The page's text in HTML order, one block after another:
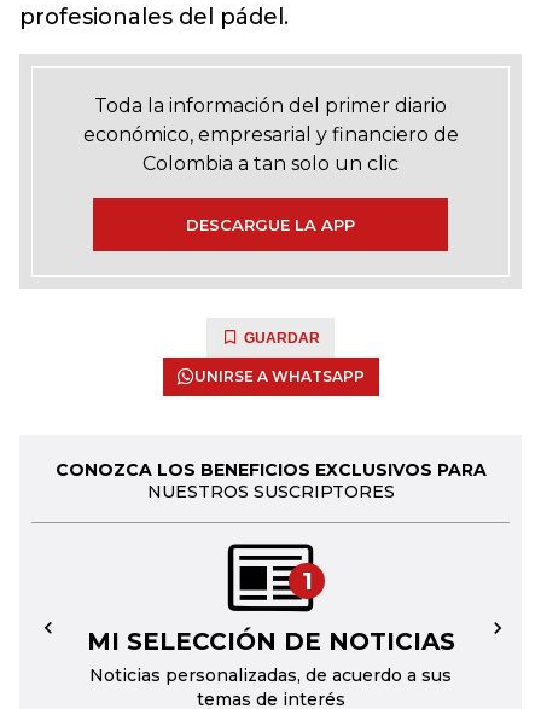
profesionales del pádel.
Toda la información del primer diario
económico, empresarial y financiero de
Colombia a tan solo un clic
DESCARGUE LA APP
GUARDAR
UNIRSE A WHATSAPP
CONOZCA LOS BENEFICIOS EXCLUSIVOS PARA
NUESTROS SUSCRIPTORES
1
MI SELECCIÓN DE NOTICIAS
Noticias personalizadas, de acuerdo a sus
temas de interés
← →